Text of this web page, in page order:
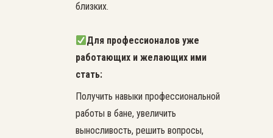
близких.
Для профессионалов уже
работающих и желающих ими
стать:
Получить навыки профессиональной
работы в бане, увеличить
выносливость, решить вопросы,